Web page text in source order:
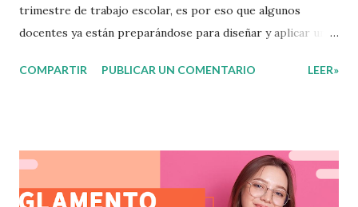
trimestre de trabajo escolar, es por eso que algunos
docentes ya están preparándose para diseñar y aplicar una
por parte de nuestros aprendientes. El examen consta de
aprendizajes claves que sus nuevos aprendientes ya
lograron alcanzar y de aquellos que aun necesitan
COMPARTIR PUBLICAR UN COMENTARIO LEER»